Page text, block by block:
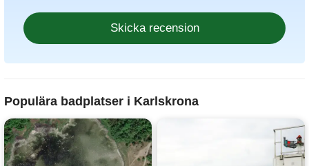
Populära badplatser i Karlskrona